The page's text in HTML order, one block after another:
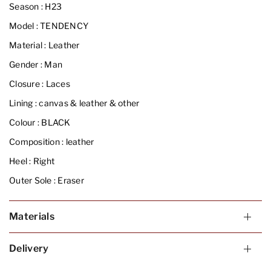
Season : H23
Model :TENDENCY
Material : Leather
Gender : Man
Closure : Laces
Lining :canvas & leather & other
Colour : BLACK
Composition : leather
Heel : Right
Outer Sole : Eraser
Materials
Delivery